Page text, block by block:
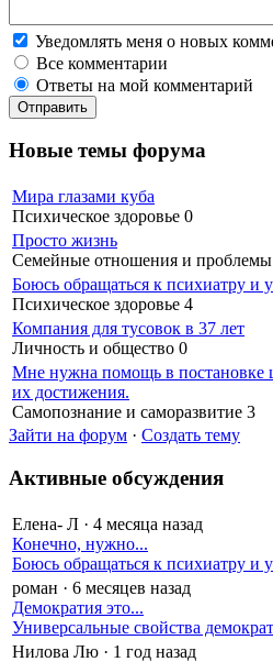
Уведомлять меня о новых
Все комментарии
Ответы на мой комментарий
Новые темы форума
Мира глазами куба
Психическое здоровье 0
Просто жизнь
Семейные отношения и проблемы
Боюсь обращаться к психиатру и
Психическое здоровье 4
Компания для тусовок в 37 лет
Личность и общество 0
Мне нужна помощь в постановке
их достижения.
Самопознание и саморазвитие 3
Зайти на форум · Создать тему
Активные обсуждения
Елена- Л · 4 месяца назад
Конечно, нужно...
Боюсь обращаться к психиатру и
роман · 6 месяцев назад
Демократия это...
Универсальные свойства
Нилова Лю · 1 год назад